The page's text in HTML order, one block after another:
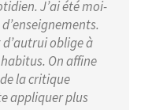
J’ai été moi-
oblige à
On affine
la critique
appliquer plus